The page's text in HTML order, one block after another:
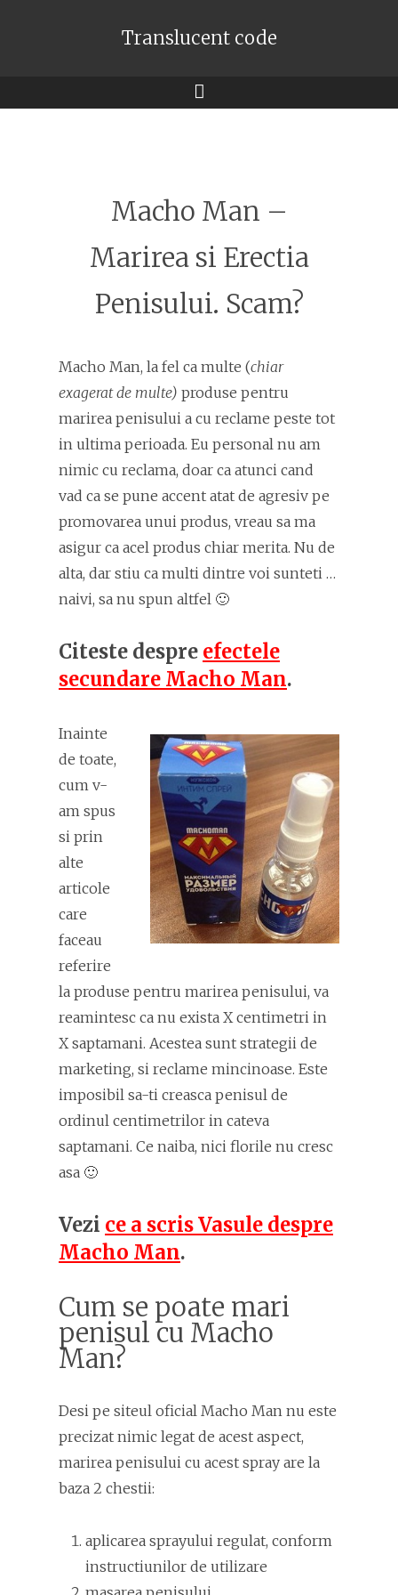
Translucent code
Meniu
Macho Man –
Marirea si Erectia
Penisului. Scam?
Macho Man, la fel ca multe (chiar
exagerat de multe) produse pentru
marirea penisului a cu reclame peste tot
in ultima perioada. Eu personal nu am
nimic cu reclama, doar ca atunci cand
vad ca se pune accent atat de agresiv pe
promovarea unui produs, vreau sa ma
asigur ca acel produs chiar merita. Nu de
alta, dar stiu ca multi dintre voi sunteti …
naivi, sa nu spun altfel 🙂
Citeste despre efectele
secundare Macho Man.
Inainte
de toate,
cum v-
am spus
si prin
alte
articole
care
faceau
referire
la produse pentru marirea penisului, va
reamintesc ca nu exista X centimetri in
X saptamani. Acestea sunt strategii de
marketing, si reclame mincinoase. Este
imposibil sa-ti creasca penisul de
ordinul centimetrilor in cateva
saptamani. Ce naiba, nici florile nu cresc
asa 🙂
Vezi ce a scris Vasule despre
Macho Man.
Cum se poate mari
penisul cu Macho
Man?
Desi pe siteul oficial Macho Man nu este
precizat nimic legat de acest aspect,
marirea penisului cu acest spray are la
baza 2 chestii:
aplicarea sprayului regulat, conform
instructiunilor de utilizare